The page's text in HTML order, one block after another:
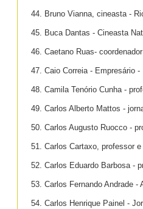
44. Bruno Vianna, cineasta -
45. Buca Dantas - Cineasta
46. Caetano Ruas-
47. Caio Correia - Empresário
48. Camila Tenório Cunha -
49. Carlos Alberto Mattos -
50. Carlos Augusto Ruocco -
51. Carlos Cartaxo, professor
52. Carlos Eduardo Barbosa -
53. Carlos Fernando Andrade -
54. Carlos Henrique Painel -